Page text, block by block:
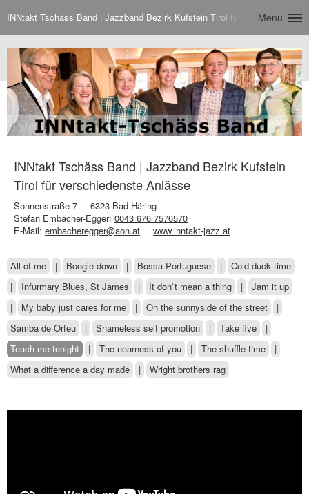
INNtakt Tschäss Band | Jazzband Bezirk Kufstein Tirol für verschiedenste
Menü
INNtakt Tschäss Band | Jazzband Bezirk Kufstein
Tirol für verschiedenste Anlässe
Sonnenstraße 7
6323 Bad Häring
Stefan Embacher-Egger: 0043 676 7576570
E-Mail: embacheregger@aon.at www.inntakt-jazz.at
All of me | Boogie down | Bossa Portuguese |
Cold duck time
|
Infurmary Blues, St James | It don`t mean a thing |
Jam it up
|
My baby just cares for me | On the sunnyside of the street
|
Samba de Orfeu
| Shameless self promotion | Take five
|
Teach me tonight
| The nearness of you | The shuffle time
|
What a difference a day made
| Wright brothers rag